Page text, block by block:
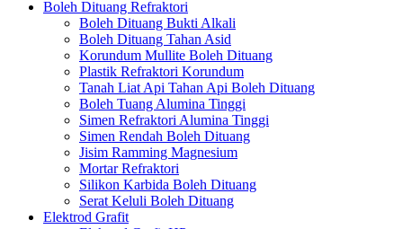
Boleh Dituang Refraktori
Boleh Dituang Bukti Alkali
Boleh Dituang Tahan Asid
Korundum Mullite Boleh Dituang
Plastik Refraktori Korundum
Tanah Liat Api Tahan Api Boleh Dituang
Boleh Tuang Alumina Tinggi
Simen Refraktori Alumina Tinggi
Simen Rendah Boleh Dituang
Jisim Ramming Magnesium
Mortar Refraktori
Silikon Karbida Boleh Dituang
Serat Keluli Boleh Dituang
Elektrod Grafit